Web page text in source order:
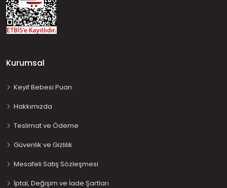
Kurumsal
Keyif Bebesi Puan
Hakkımızda
Teslimat ve Ödeme
Güvenlik ve Gizlilik
Mesafeli Satış Sözleşmesi
İptal, Değişim ve İade Şartları